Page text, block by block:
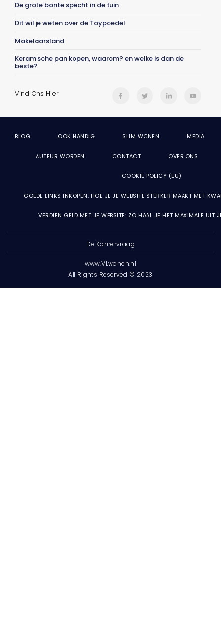
De grote bonte specht in de tuin
Dit wil je weten over de Toypoedel
Makelaarsland
Keramische pan kopen, waarom? en welke is dan de
beste?
Vind Ons Hier
BLOG OOK HANDIG SLIM WONEN MEDIA
AUTEUR WORDEN CONTACT OVER ONS
COOKIE POLICY (EU)
GOEDE LINKS INKOPEN: HOE JE JE WEBSITE STERKER MAAKT MET
VERDIEN GELD MET JE WEBSITE: ZO HAAL JE HET MAXIMALE UIT
De Kamervraag
www.VLwonen.nl
All Rights Reserved © 2023